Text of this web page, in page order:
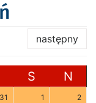
następny
S N
31 1 2